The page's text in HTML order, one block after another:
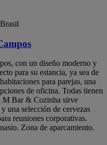
con un diseño moderno y
para su estancia, ya sea de
para parejas, una
de oficina. Todas tienen
M Bar & Cozinha sirve
una selección de cervezas
reuniones corporativas.
Zona de aparcamiento.